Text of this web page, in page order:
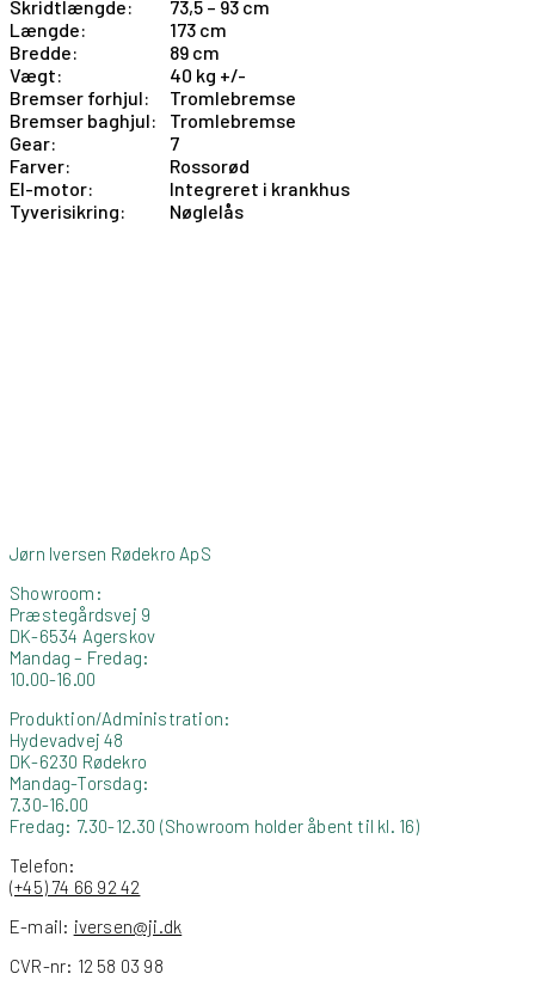
Skridtlængde:
73,5 – 93 cm
Længde:
173 cm
Bredde:
89 cm
Vægt:
40 kg +/-
Bremser forhjul:
Tromlebremse
Bremser baghjul:
Tromlebremse
Gear:
7
Farver:
Rossorød
El-motor:
Integreret i krankhus
Tyverisikring:
Nøglelås
Jørn Iversen Rødekro ApS
Showroom:
Præstegårdsvej 9
DK-6534 Agerskov
Mandag – Fredag:
10.00-16.00
Produktion/Administration:
Hydevadvej 48
DK-6230 Rødekro
Mandag-Torsdag:
7.30-16.00
Fredag: 7.30-12.30 (Showroom holder åbent til kl. 16)
Telefon:
(+45) 74 66 92 42
E-mail: iversen@ji.dk
CVR-nr: 12 58 03 98